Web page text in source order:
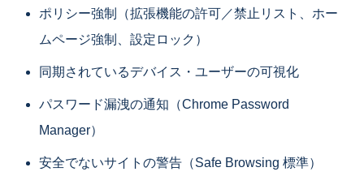
ポリシー強制（拡張機能の許可／禁止リスト、ホー
ムページ強制、設定ロック）
同期されているデバイス・ユーザーの可視化
パスワード漏洩の通知（Chrome Password
Manager）
安全でないサイトの警告（Safe Browsing 標準）